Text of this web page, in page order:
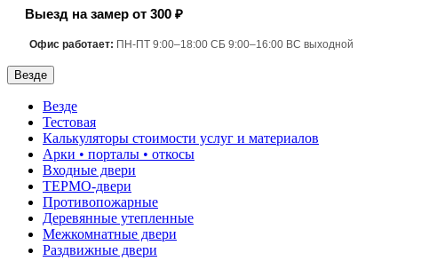
Выезд на замер от 300 ₽
Офис работает: ПН-ПТ 9:00–18:00 СБ 9:00–16:00 ВС выходной
Везде
Везде
Тестовая
Калькуляторы стоимости услуг и материалов
Арки • порталы • откосы
Входные двери
ТЕРМО-двери
Противопожарные
Деревянные утепленные
Межкомнатные двери
Раздвижные двери